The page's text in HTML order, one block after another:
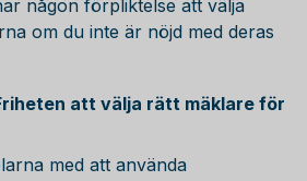
någon förpliktelse att välja
om du inte är nöjd med deras
att välja rätt mäklare för
med att använda